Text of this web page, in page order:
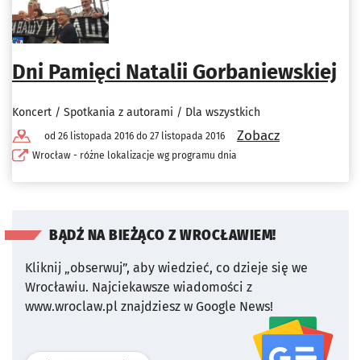
Dni Pamięci Natalii Gorbaniewskiej
Koncert / Spotkania z autorami / Dla wszystkich
od 26 listopada 2016 do 27 listopada 2016
Wrocław - różne lokalizacje wg programu dnia
Zobacz
BĄDŹ NA BIEŻĄCO Z WROCŁAWIEM!
Kliknij „obserwuj”, aby wiedzieć, co dzieje się we
Wrocławiu. Najciekawsze wiadomości z
www.wroclaw.pl znajdziesz w Google News!